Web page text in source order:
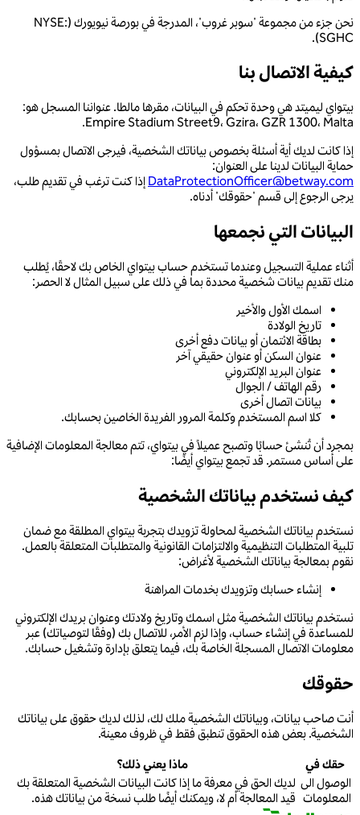
نحن جزء من مجموعة 'سوبر غروب'، المدرجة في بورصة نيويورك (NYSE:
SGHC).
كيفية الاتصال بنا
بيتواي ليميتد هي وحدة تحكم في البيانات، مقرها مالطا. عنواننا المسجل هو:
Empire Stadium Street9، Gzira، GZR 1300، Malta.
إذا كانت لديك أية أسئلة بخصوص بياناتك الشخصية، فيرجى الاتصال بمسؤول
حماية البيانات لدينا على العنوان:
DataProtectionOfficer@betway.com إذا كنت ترغب في تقديم طلب،
يرجى الرجوع إلى قسم 'حقوقك' أدناه.
البيانات التي نجمعها
أثناء عملية التسجيل وعندما تستخدم حساب بيتواي الخاص بك لاحقًا، يُطلب
منك تقديم بيانات شخصية محددة بما في ذلك على سبيل المثال لا الحصر:
اسمك الأول والأخير
تاريخ الولادة
بطاقة الائتمان أو بيانات دفع أخرى
عنوان السكن أو عنوان حقيقي آخر
عنوان البريد الإلكتروني
رقم الهاتف / الجوال
بيانات اتصال أخرى
كلا اسم المستخدم وكلمة المرور الفريدة الخاصين بحسابك.
بمجرد أن تُنشئ حسابًا وتصبح عميلاً في بيتواي، تتم معالجة المعلومات الإضافية
على أساس مستمر. قد تجمع بيتواي أيضًا:
كيف نستخدم بياناتك الشخصية
نستخدم بياناتك الشخصية لمحاولة تزويدك بتجربة بيتواي المطلقة مع ضمان
تلبية المتطلبات التنظيمية والالتزامات القانونية والمتطلبات المتعلقة بالعمل.
نقوم بمعالجة بياناتك الشخصية لأغراض:
إنشاء حسابك وتزويدك بخدمات المراهنة
نستخدم بياناتك الشخصية مثل اسمك وتاريخ ولادتك وعنوان بريدك الإلكتروني
للمساعدة في إنشاء حساب، وإذا لزم الأمر، للاتصال بك (وفقًا لتوصياتك) عبر
معلومات الاتصال المسجلة الخاصة بك، فيما يتعلق بإدارة وتشغيل حسابك.
حقوقك
أنت صاحب بيانات، وبياناتك الشخصية ملك لك، لذلك لديك حقوق على بياناتك
الشخصية. بعض هذه الحقوق تنطبق فقط في ظروف معينة.
حقك في
ماذا يعني ذلك؟
الوصول الى
المعلومات
لديك الحق في معرفة ما إذا كانت البيانات الشخصية المتعلقة بك
قيد المعالجة أم لا، ويمكنك أيضًا طلب نسخة من بياناتك هذه.